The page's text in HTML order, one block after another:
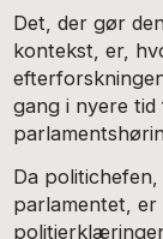
Det, der gør
kontekst, er,
gang i nyere
Da
parlamentet,